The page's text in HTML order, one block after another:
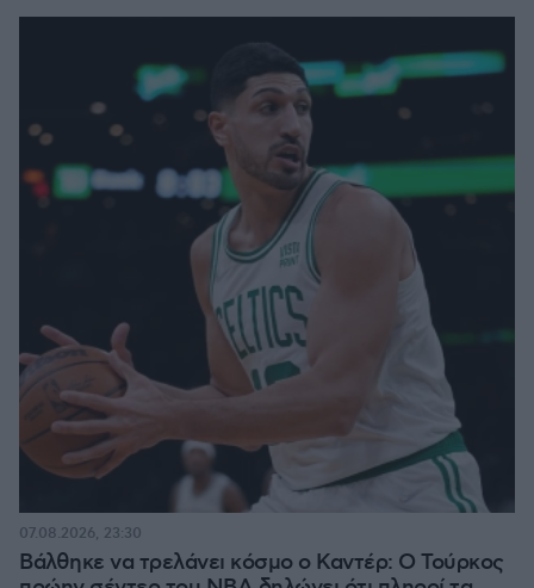
Βάλθηκε να τρελάνει κόσμο ο Καντέρ: Ο Τούρκος
07.08.2026, 23:30